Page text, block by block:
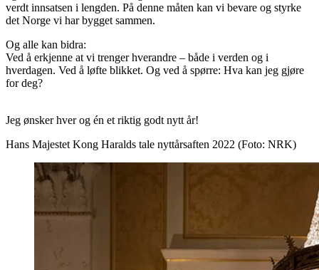
verdt innsatsen i lengden. På denne måten kan vi bevare og styrke
det Norge vi har bygget sammen.
Og alle kan bidra:
Ved å erkjenne at vi trenger hverandre – både i verden og i
hverdagen. Ved å løfte blikket. Og ved å spørre: Hva kan jeg gjøre
for deg?
Jeg ønsker hver og én et riktig godt nytt år!
Hans Majestet Kong Haralds tale nyttårsaften 2022 (Foto: NRK)